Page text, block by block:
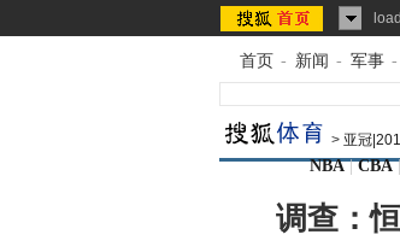
首页 - 新闻 - 军事 -
> 亚冠
NBA|CBA
调查：